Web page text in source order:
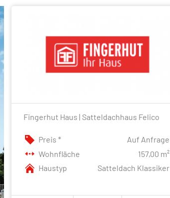
Fingerhut Haus | Satteldachhaus Felico
Preis *
Auf Anfrage
Wohnfläche
157,00 m²
Haustyp
Satteldach Klassiker